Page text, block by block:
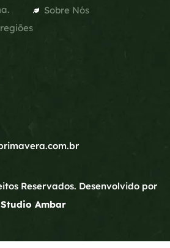
Sobre Nós
Reservados. Desenvolvido por
Studio Ambar